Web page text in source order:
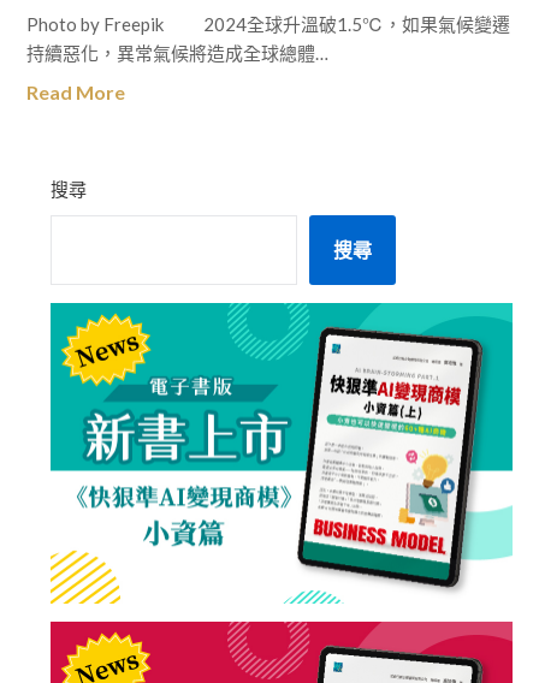
Photo by Freepik 2024全球升溫破1.5℃，如果氣候變遷
持續惡化，異常氣候將造成全球總體…
Read More
搜尋
搜尋